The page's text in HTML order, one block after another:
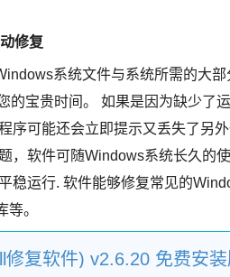
修复
系统文件与系统所需的大
的宝贵时间。 如果是因为缺少了
序可能还会立即提示又丢失了另
，软件可随Windows系统长久的
稳运行. 软件能够修复常见的
。
修复软件) v2.6.20 免费安装